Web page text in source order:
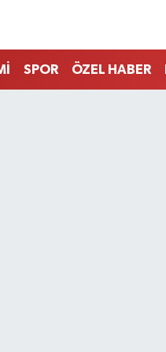
SPOR ÖZEL HABER